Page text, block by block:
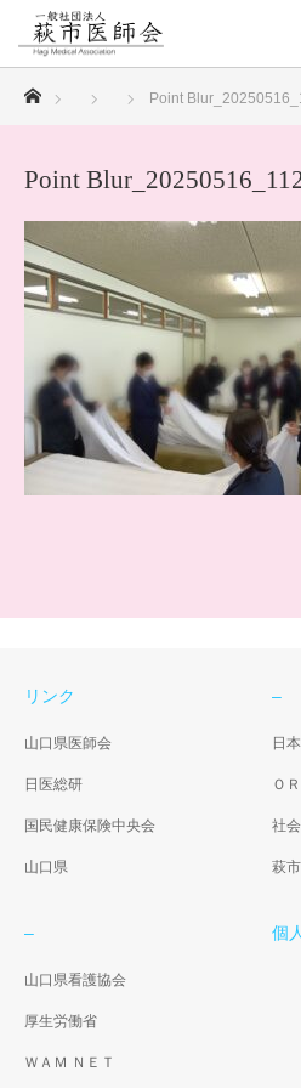
Point
Point
リンク
山口県医師会
日医総研
国民健康保険中央会
山口県
–
日
Ｏ
社
萩市
–
山口県看護協会
厚生労働省
ＷＡＭ ＮＥＴ
個